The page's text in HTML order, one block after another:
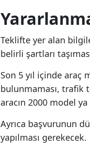
Teklifte yer alan
belirli şartları
Son 5 yıl içinde araç
bulunmaması, trafik
aracın 2000 model
Ayrıca başvurunun
yapılması gerekecek.